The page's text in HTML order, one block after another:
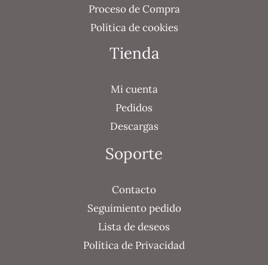
Proceso de Compra
Política de cookies
Tienda
Mi cuenta
Pedidos
Descargas
Soporte
Contacto
Seguimiento pedido
Lista de deseos
Política de Privacidad